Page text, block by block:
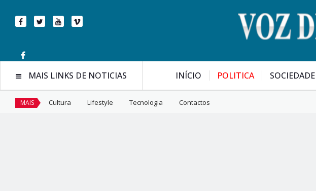
INÍCIO POLITICA SOCIEDADE
MAIS LINKS DE NOTICIAS
MAIS Cultura Lifestyle Tecnologia Contactos